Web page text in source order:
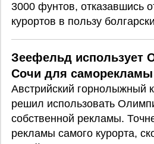
3000 фунтов, отказавшись
курортов в пользу
Зеефельд использует
Сочи для саморекламы
Австрийский горнолыжный
решил использовать
собственной рекламы.
рекламы самого курорта,